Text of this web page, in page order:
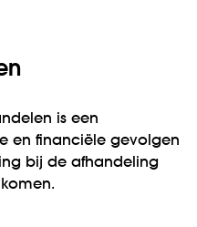
is een
en financiële gevolgen
bij de afhandeling